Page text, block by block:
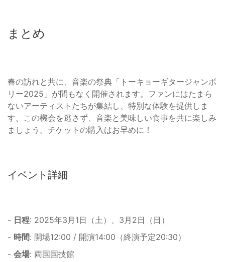
まとめ
春の訪れと共に、音楽の祭典「トーキョーギタージャンボ
リー2025」が間もなく開催されます。ファンにはたまら
ないアーティストたちが集結し、特別な体験を提供しま
す。この機会を逃さず、音楽と美味しい食事を共に楽しみ
ましょう。チケットの購入はお早めに！
イベント詳細
- 日程: 2025年3月1日（土）、3月2日（日）
- 時間: 開場12:00 / 開演14:00（終演予定20:30）
- 会場: 両国国技館